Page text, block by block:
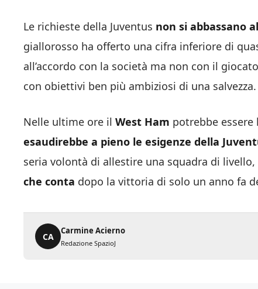
Le richieste della Juventus non si abbassano
giallorosso ha offerto una cifra inferiore di
all’accordo con la società ma non con il
con obiettivi ben più ambiziosi di una salvezza.
Nelle ultime ore il West Ham potrebbe
esaudirebbe a pieno le esigenze della
seria volontà di allestire una squadra di livello,
che conta dopo la vittoria di solo un anno fa
CA
Carmine Acierno
Redazione SpazioJ